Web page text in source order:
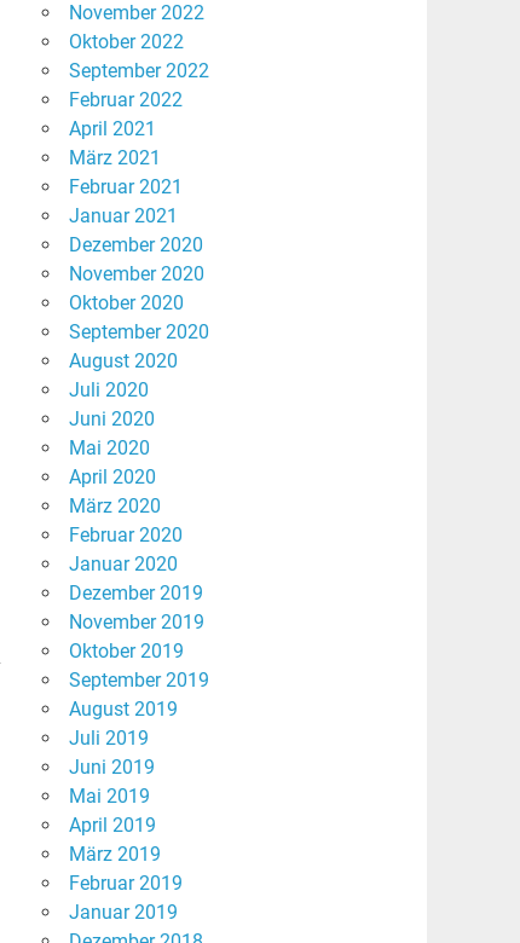
November 2022
Oktober 2022
September 2022
Februar 2022
April 2021
März 2021
Februar 2021
Januar 2021
Dezember 2020
November 2020
Oktober 2020
September 2020
August 2020
Juli 2020
Juni 2020
Mai 2020
April 2020
März 2020
Februar 2020
Januar 2020
Dezember 2019
November 2019
Oktober 2019
September 2019
August 2019
Juli 2019
Juni 2019
Mai 2019
April 2019
März 2019
Februar 2019
Januar 2019